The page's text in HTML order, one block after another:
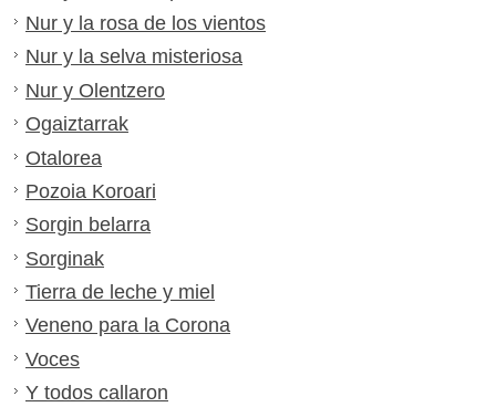
Nur y la rosa de los vientos
Nur y la selva misteriosa
Nur y Olentzero
Ogaiztarrak
Otalorea
Pozoia Koroari
Sorgin belarra
Sorginak
Tierra de leche y miel
Veneno para la Corona
Voces
Y todos callaron